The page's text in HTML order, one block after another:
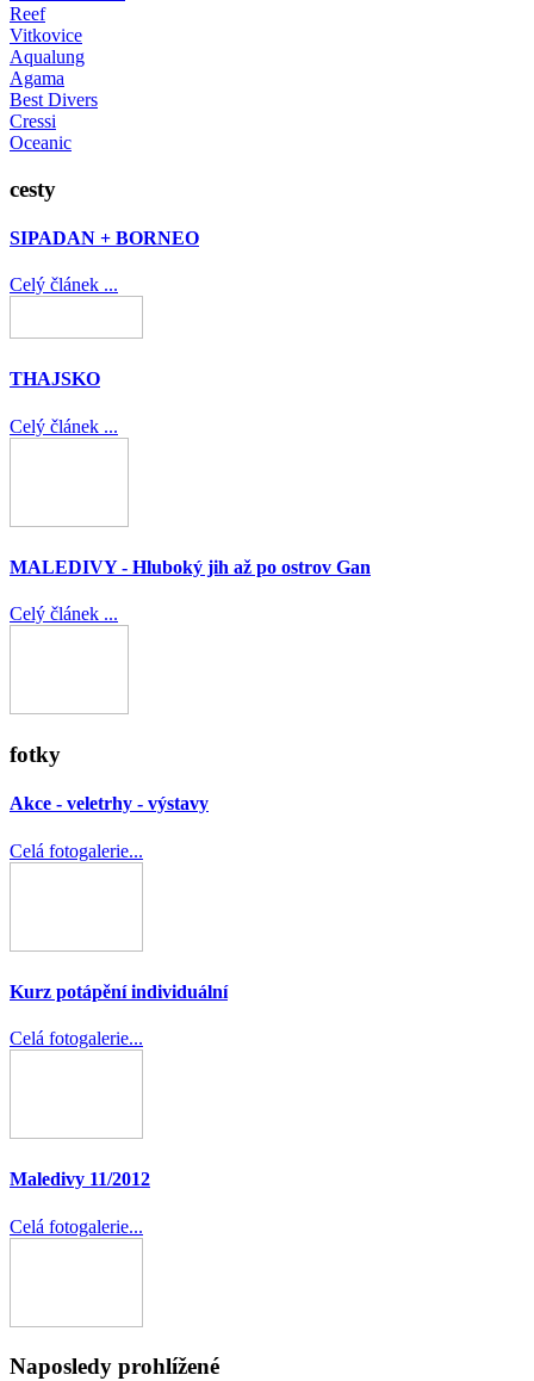
Reef
Vitkovice
Aqualung
Agama
Best Divers
Cressi
Oceanic
cesty
SIPADAN + BORNEO
Celý článek ...
THAJSKO
Celý článek ...
MALEDIVY - Hluboký jih až po ostrov Gan
Celý článek ...
fotky
Akce - veletrhy - výstavy
Celá fotogalerie...
Kurz potápění individuální
Celá fotogalerie...
Maledivy 11/2012
Celá fotogalerie...
Naposledy prohlížené